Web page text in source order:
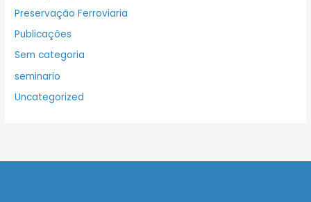
Preservação Ferroviaria
Publicações
Sem categoria
seminario
Uncategorized